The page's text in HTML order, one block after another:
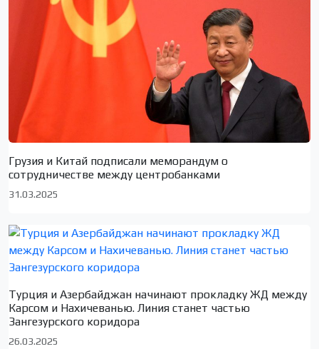
Грузия и Китай подписали меморандум о
сотрудничестве между центробанками
31.03.2025
Турция и Азербайджан начинают прокладку ЖД между
Карсом и Нахичеванью. Линия станет частью
Зангезурского коридора
26.03.2025